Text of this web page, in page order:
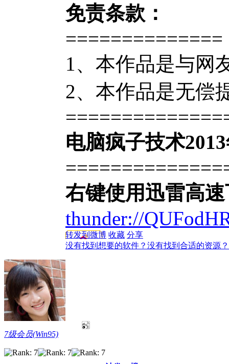
免责条款：
==============
1、本作品是与网
2、本作品是无偿
电脑疯子技术
右键使用迅雷高
thunder://
转发到微博 收藏 分享
没有找到想要的软件？没有找到合适的资源
7级会员(Win95)